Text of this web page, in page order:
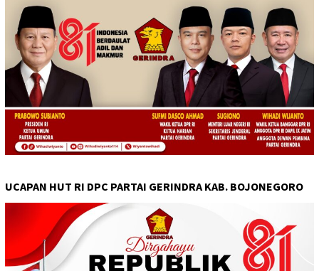
UCAPAN HUT RI DPC PARTAI GERINDRA KAB. BOJONEGORO